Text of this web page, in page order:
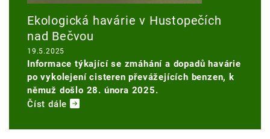
Ekologická havárie v Hustopečích
nad Bečvou
19.5.2025
Informace týkající se zmáhání a dopadů havárie
po vykolejení cisteren převážejících benzen, k
němuž došlo 28. února 2025.
Číst dále